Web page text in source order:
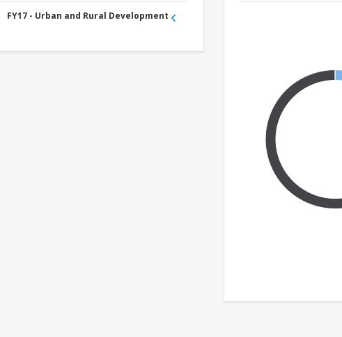
FY17 - Urban and Rural Development